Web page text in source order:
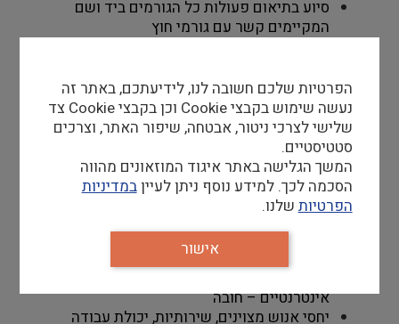
המקיימים קשר עם גורמי חוץ
משימות אדמיניסטרטיביות נוספות ככל שיידרש
דרישות סף
פה – חובה
אנגלית ברמה טובה  – חובה
ניסיון מוכח בעבודה אדמיניסטרטיבית – חובה
אינטרנטיים – חובה
הפרטיות שלכם חשובה לנו, לידיעתכם, באתר זה
נעשה שימוש בקבצי Cookie וכן בקבצי Cookie צד
שלישי לצרכי ניטור, אבטחה, שיפור האתר, וצרכים
סטטיסטיים.
המשך הגלישה באתר איגוד המוזאונים מהווה
הסכמה לכך. למידע נוסף ניתן לעייןבמדיניות
הפרטיותשלנו.
אישור